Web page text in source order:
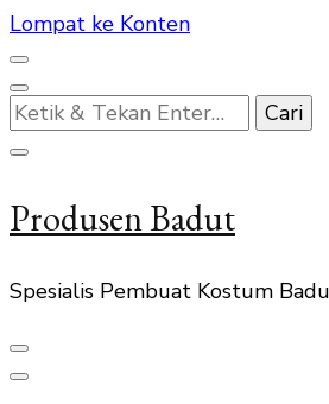
Lompat ke Konten
Mencari
Sesuatu?
Produsen Badut
Spesialis Pembuat Kostum